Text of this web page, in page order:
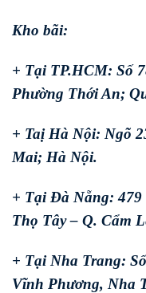
Kho bãi:
+ Tại TP.HCM: Số
Phường Thới An;
+ Taị Hà Nội: Ngõ
Mai; Hà Nội.
+ Tại Đà Nẵng: 479
Thọ Tây – Q. Cẩm
+ Tại Nha Trang:
Vĩnh Phương, Nha